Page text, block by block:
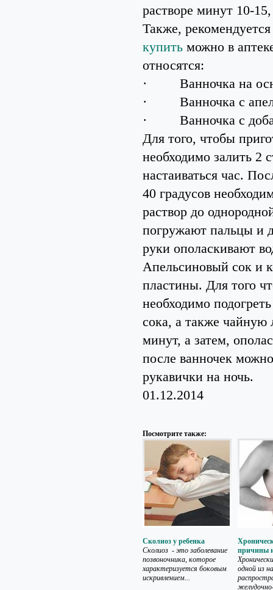
растворе минут 10-
Также,
купить можно в
относятся:
· Ванночка на
· Ванночка с
· Ванночка с
Для того, чтобы
необходимо залить 2
настаиваться час.
40 градусов
раствор до
погружают пальцы и
руки ополаскивают
Апельсиновый сок и
пластины. Для того
необходимо
сока, а также
минут, а затем,
после ванночек
рукавички на ночь.
01.12.2014
Посмотрите также:
Сколиоз у ребенка
Cколиоз - это заболевание
позвоночника, которое
характеризуется боковым
искривлением...
причины
одной из